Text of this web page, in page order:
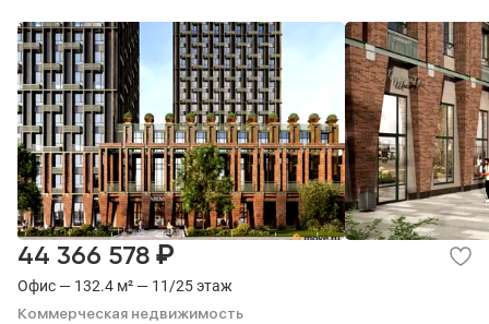
Офис — 132.4 м² — 11/25 этаж
Коммерческая недвижимость
44 366 578 ₽